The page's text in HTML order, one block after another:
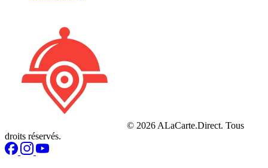
© 2026 ALaCarte.Direct. Tous
droits réservés.